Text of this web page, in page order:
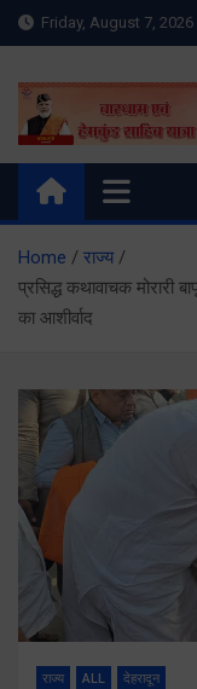
Skip
to
Friday, August 7, 2026
Meru
News |
meruraibar.com
Home
राज्य
प्रसिद्ध कथावाचक मोरारी
का आशीर्वाद
राज्य ALL देहरादून